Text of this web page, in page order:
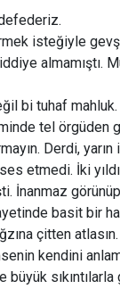
isteğiyle
almamıştı.
bi tuhaf
tel örgüden
Derdi,
ses etmedi. İki
İnanmaz
basit bir
çitten atlasın.
kendini
büyük